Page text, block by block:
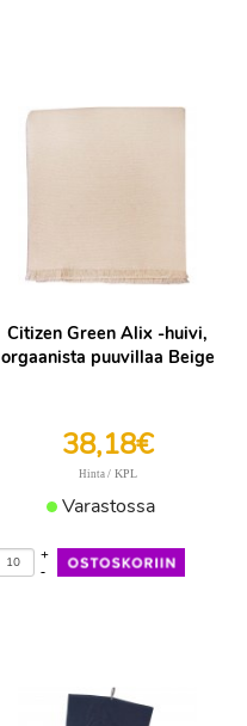
Citizen Green Alix -huivi,
orgaanista puuvillaa Beige
38,18€
Hinta / KPL
Varastossa
-
+